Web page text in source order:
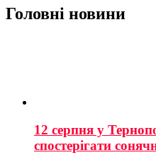
Головні новини
12 серпня у
спостерігати